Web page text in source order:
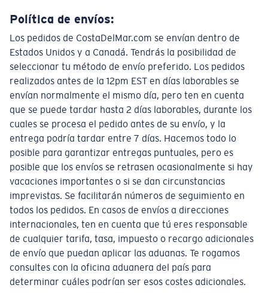
Política de envíos:
Los pedidos de CostaDelMar.com se envían dentro de
Estados Unidos y a Canadá. Tendrás la posibilidad de
seleccionar tu método de envío preferido. Los pedidos
realizados antes de la 12pm EST en días laborables se
envían normalmente el mismo día, pero ten en cuenta
que se puede tardar hasta 2 días laborables, durante los
cuales se procesa el pedido antes de su envío, y la
entrega podría tardar entre 7 días. Hacemos todo lo
posible para garantizar entregas puntuales, pero es
posible que los envíos se retrasen ocasionalmente si hay
vacaciones importantes o si se dan circunstancias
imprevistas. Se facilitarán números de seguimiento en
todos los pedidos. En casos de envíos a direcciones
internacionales, ten en cuenta que tú eres responsable
de cualquier tarifa, tasa, impuesto o recargo adicionales
de envío que puedan aplicar las aduanas. Te rogamos
consultes con la oficina aduanera del país para
determinar cuáles podrían ser esos costes adicionales.